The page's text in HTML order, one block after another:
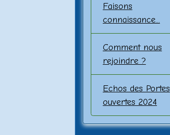
Faisons
connaissance...
Comment nous
rejoindre ?
Echos des Portes
ouvertes 2024